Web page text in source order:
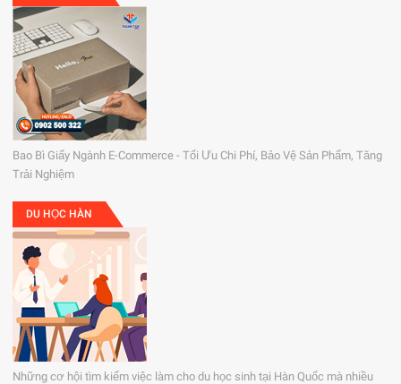
Bao Bì Giấy Ngành E-Commerce - Tối Ưu Chi Phí, Bảo Vệ Sản Phẩm, Tăng
Trải Nghiệm
DU HỌC HÀN
Những cơ hội tìm kiếm việc làm cho du học sinh tại Hàn Quốc mà nhiều